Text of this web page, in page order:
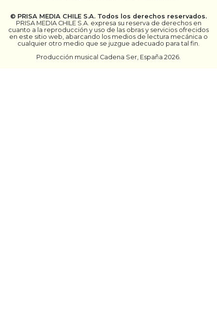
© PRISA MEDIA CHILE S.A. Todos los derechos reservados.
PRISA MEDIA CHILE S.A. expresa su reserva de derechos en
cuanto a la reproducción y uso de las obras y servicios ofrecidos
en este sitio web, abarcando los medios de lectura mecánica o
cualquier otro medio que se juzgue adecuado para tal fin.
Producción musical Cadena Ser, España 2026.